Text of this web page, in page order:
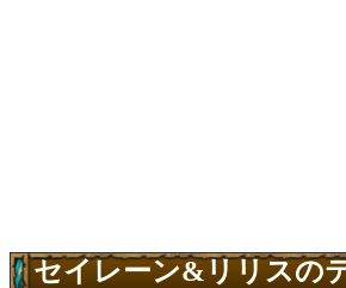
セイレーン&リリスの